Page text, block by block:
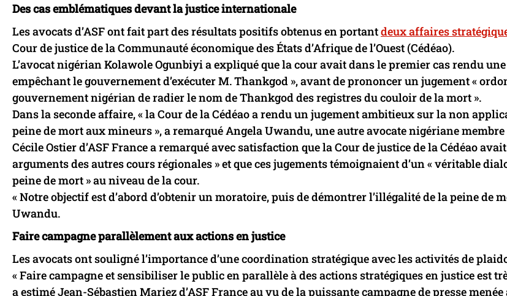
Des cas emblématiques devant la justice internationale
Les avocats d’ASF ont fait part des résultats positifs obtenus en portantdeux affaires
Cour de justice de la Communauté économique des États d’Afrique de l’Ouest (Cédéao).
L’avocat nigérian Kolawole Ogunbiyi a expliqué que la cour avait dans le premier cas rendu
empêchant le gouvernement d’exécuter M. Thankgod », avant de prononcer un jugement «
gouvernement nigérian de radier le nom de Thankgod des registres du couloir de la mort ».
Dans la seconde affaire, « la Cour de la Cédéao a rendu un jugement ambitieux sur la non
peine de mort aux mineurs », a remarqué Angela Uwandu, une autre avocate nigériane membre
Cécile Ostier d’ASF France a remarqué avec satisfaction que la Cour de justice de la Cédéao
arguments des autres cours régionales » et que ces jugements témoignaient d’un « véritable
peine de mort » au niveau de la cour.
« Notre objectif est d’abord d’obtenir un moratoire, puis de démontrer l’illégalité de la peine de
Uwandu.
Faire campagne parallèlement aux actions en justice
Les avocats ont souligné l’importance d’une coordination stratégique avec les activités de
« Faire campagne et sensibiliser le public en parallèle à des actions stratégiques en justice est
a estimé Jean-Sébastien Mariez d’ASF France au vu de la puissante campagne de presse